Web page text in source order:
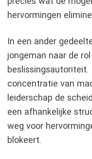
hervormingen
In een ander
jongeman naar de
concentratie van
leiderschap de
een afhankelijke
weg voor
blokeert.